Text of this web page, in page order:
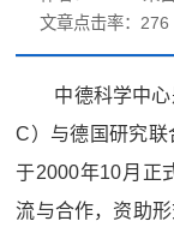
文章点击率： 276
中德科学中
C）与德国研究联
于2000年10月正
流与合作，资助